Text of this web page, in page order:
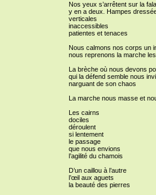
Nos yeux s’arrêtent sur la
y en a deux. Hampes
verticales
inaccessibles
patientes et tenaces
Nous calmons nos corps un
nous reprenons la marche
La brèche où nous devons
qui la défend semble nous
narguant de son chaos
La marche nous masse et
Les cairns
dociles
déroulent
si lentement
le passage
que nous envions
l’agilité du chamois
D’un caillou à l’autre
l’œil aux aguets
la beauté des pierres